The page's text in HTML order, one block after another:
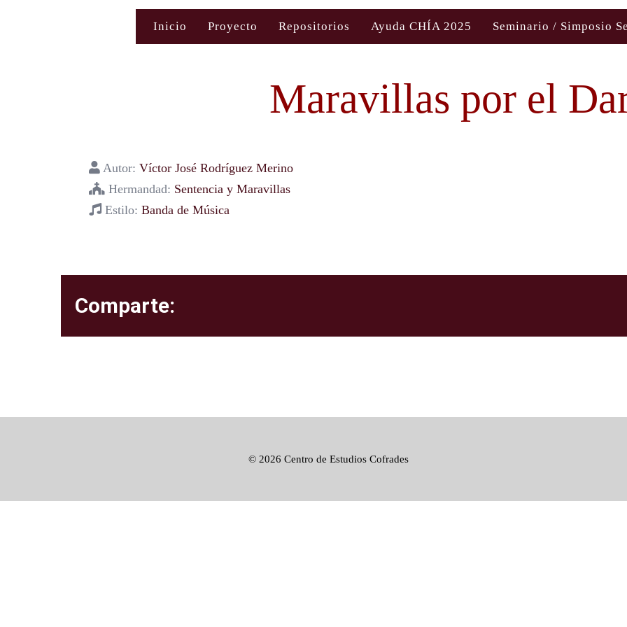
Inicio Proyecto Repositorios Ayuda CHÍA 2025 Seminario / Simposio
Maravillas por el
Autor: Víctor José Rodríguez Merino
Hermandad: Sentencia y Maravillas
Estilo: Banda de Música
Comparte:
© 2026 Centro de Estudios Cofrades